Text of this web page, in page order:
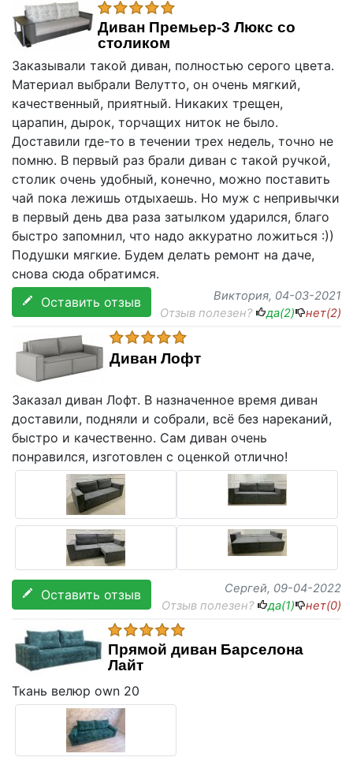
Диван Премьер-3 Люкс со
столиком
Заказывали такой диван, полностью серого цвета.
Материал выбрали Велутто, он очень мягкий,
качественный, приятный. Никаких трещен,
царапин, дырок, торчащих ниток не было.
Доставили где-то в течении трех недель, точно не
помню. В первый раз брали диван с такой ручкой,
столик очень удобный, конечно, можно поставить
чай пока лежишь отдыхаешь. Но муж с непривычки
в первый день два раза затылком ударился, благо
быстро запомнил, что надо аккуратно ложиться :))
Подушки мягкие. Будем делать ремонт на даче,
снова сюда обратимся.
Оставить отзыв
Виктория, 04-03-2021
Отзыв полезен?
да(2) нет(2)
Диван Лофт
Заказал диван Лофт. В назначенное время диван
доставили, подняли и собрали, всё без нареканий,
быстро и качественно. Сам диван очень
понравился, изготовлен с оценкой отлично!
Оставить отзыв Сергей, 09-04-2022
Отзыв полезен?
да(1) нет(0)
Прямой диван Барселона
Лайт
Ткань велюр own 20